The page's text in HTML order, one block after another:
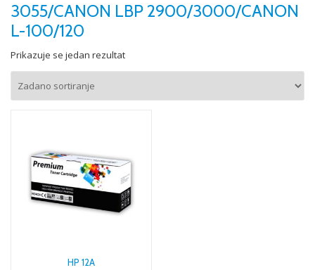
3055/CANON LBP 2900/3000/CANON
L-100/120
Prikazuje se jedan rezultat
HP 12A